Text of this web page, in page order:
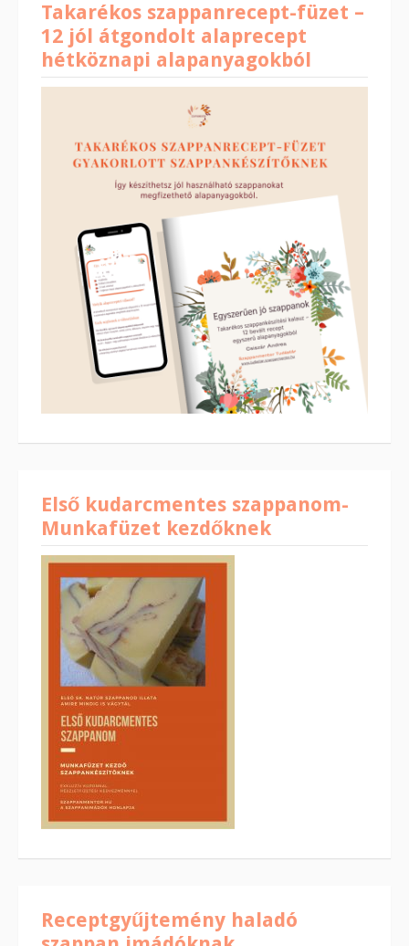
Takarékos szappanrecept-füzet –
12 jól átgondolt alaprecept
hétköznapi alapanyagokból
Első kudarcmentes szappanom-
Munkafüzet kezdőknek
Receptgyűjtemény haladó